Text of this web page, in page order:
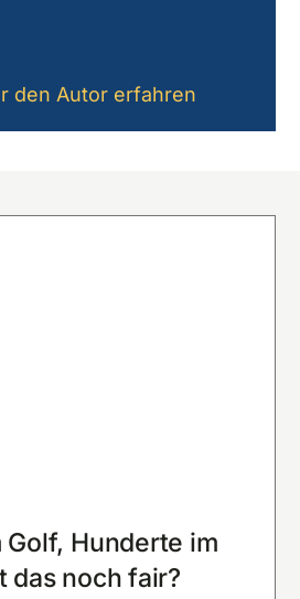
den Autor erfahren
Hunderte im
das noch fair?